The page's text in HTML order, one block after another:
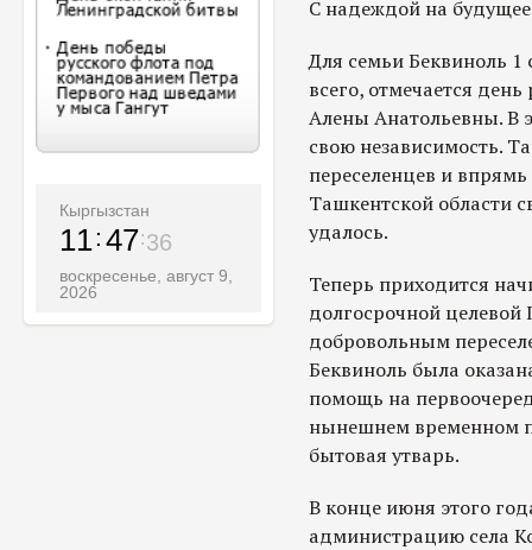
Кыргызстан
11 47 37
воскресенье, август 9,
2026
С надеждой на будущее
Для семьи Беквиноль 1
всего, отмечается
Алены Анатольевны. В
свою независимость.
переселенцев и впрямь
Ташкентской области
удалось.
Теперь приходится
долгосрочной
добровольным
Беквиноль была
помощь на
нынешнем временном
бытовая утварь.
В конце июня этого
администрацию села